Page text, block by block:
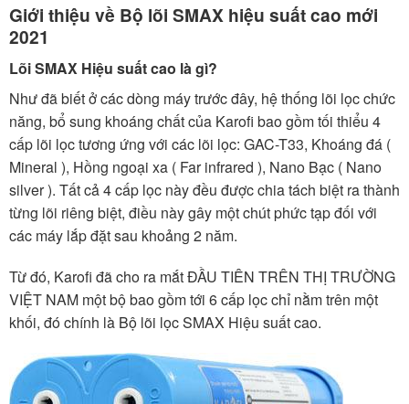
Giới thiệu về Bộ lõi SMAX hiệu suất cao mới
2021
Lõi SMAX Hiệu suất cao là gì?
Như đã biết ở các dòng máy trước đây, hệ thống lõi lọc chức
năng, bổ sung khoáng chất của Karofi bao gồm tối thiểu 4
cấp lõi lọc tương ứng với các lõi lọc: GAC-T33, Khoáng đá (
Mineral ), Hồng ngoại xa ( Far infrared ), Nano Bạc ( Nano
silver ). Tất cả 4 cấp lọc này đều được chia tách biệt ra thành
từng lõi riêng biệt, điều này gây một chút phức tạp đối với
các máy lắp đặt sau khoảng 2 năm.
Từ đó, Karofi đã cho ra mắt ĐẦU TIÊN TRÊN THỊ TRƯỜNG
VIỆT NAM một bộ bao gồm tới 6 cấp lọc chỉ nằm trên một
khối, đó chính là Bộ lõi lọc SMAX Hiệu suất cao.